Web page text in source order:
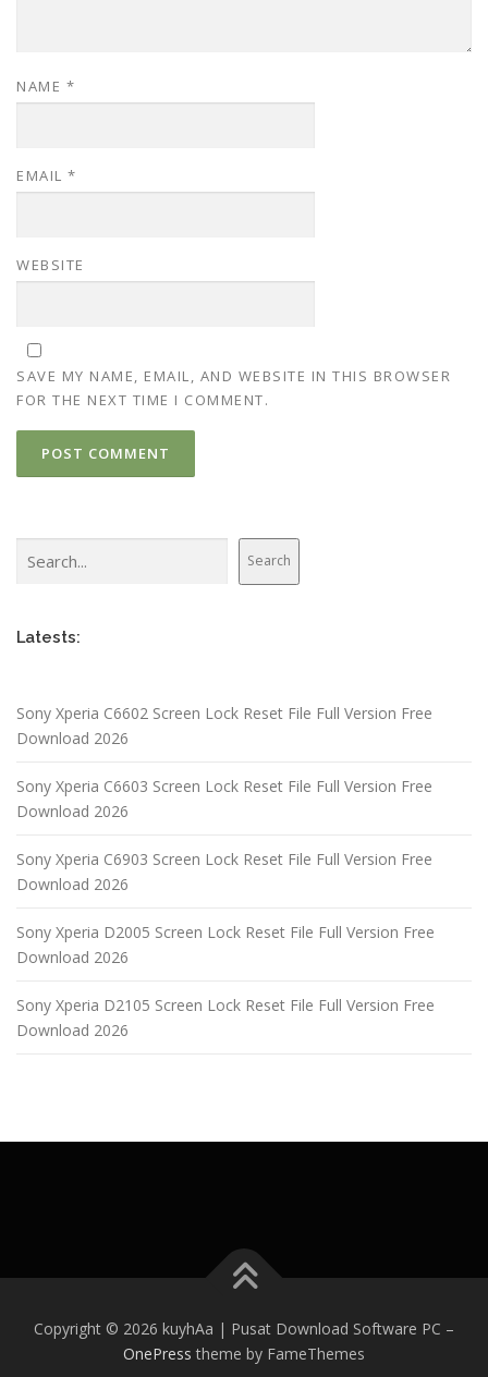
NAME *
EMAIL *
WEBSITE
SAVE MY NAME, EMAIL, AND WEBSITE IN THIS BROWSER
FOR THE NEXT TIME I COMMENT.
Search
Latests:
Sony Xperia C6602 Screen Lock Reset File Full Version Free
Download 2026
Sony Xperia C6603 Screen Lock Reset File Full Version Free
Download 2026
Sony Xperia C6903 Screen Lock Reset File Full Version Free
Download 2026
Sony Xperia D2005 Screen Lock Reset File Full Version Free
Download 2026
Sony Xperia D2105 Screen Lock Reset File Full Version Free
Download 2026
Copyright © 2026 kuyhAa | Pusat Download Software PC –
OnePress theme by FameThemes